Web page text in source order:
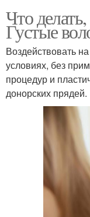
Что
Густые
Воздействовать
условиях, без
процедур и
донорских прядей.